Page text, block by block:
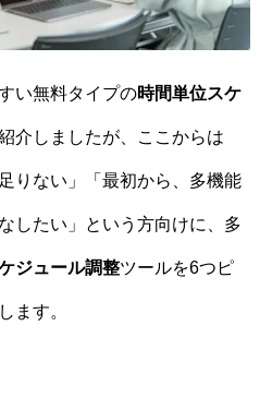
い無料タイプの時間単位スケ
介しましたが、ここからは
りない」「最初から、多機能
したい」という方向けに、多
ジュール調整ツールを6つピ
ます。